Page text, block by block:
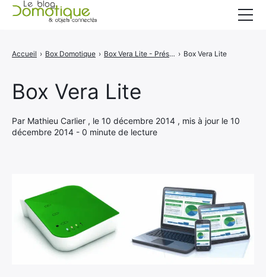
Box Vera Lite
Par Mathieu Carlier , le 10 décembre 2014 , mis à jour le 10
décembre 2014 - 0 minute de lecture
Accueil › Box Domotique › Box Vera Lite - Présentation de la box › Box Vera Lite
A propos
CONTACT